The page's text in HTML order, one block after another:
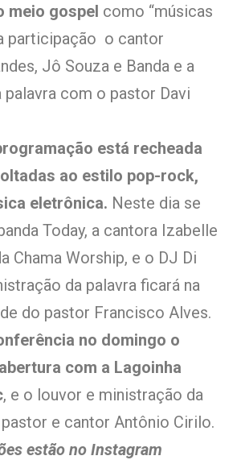
meio gospel como “músicas
participação o cantor
Jô Souza e Banda e a
com o pastor Davi
está recheada
ao estilo pop-rock,
eletrônica. Neste dia se
Today, a cantora Izabelle
Chama Worship, e o DJ Di
da palavra ficará na
do pastor Francisco Alves.
no domingo o
com a Lagoinha
, e o louvor e ministração da
e cantor Antônio Cirilo.
estão no Instagram